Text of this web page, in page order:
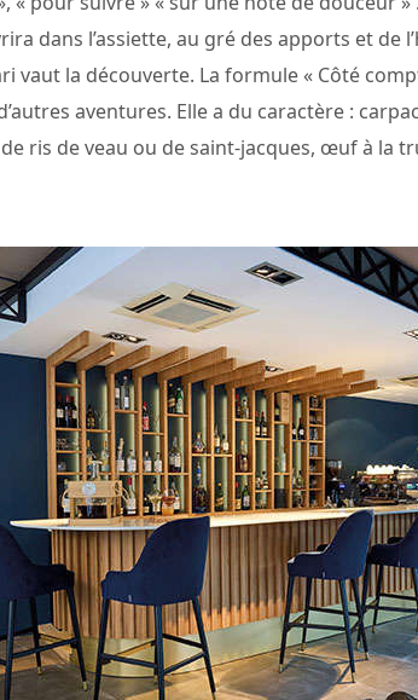
dans l’assiette, au gré des apports et de
vaut la découverte. La formule « Côté
aventures. Elle a du caractère :
ris de veau ou de saint-jacques, œuf à la